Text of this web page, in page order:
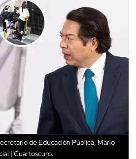
de Educación Pública, Mario
| Cuartoscuro.